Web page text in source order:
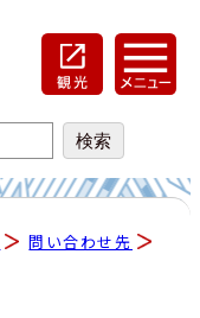
問い合わせ先